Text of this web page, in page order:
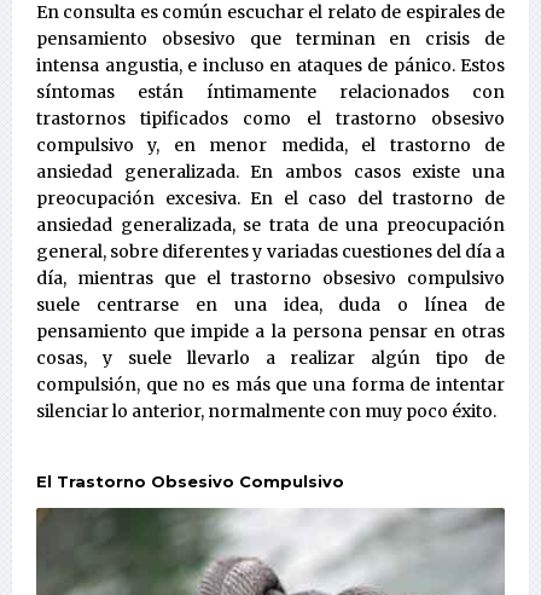
En consulta es común escuchar el relato de espirales de
pensamiento obsesivo que terminan en crisis de
intensa angustia, e incluso en ataques de pánico. Estos
síntomas están íntimamente relacionados con
trastornos tipificados como el trastorno obsesivo
compulsivo y, en menor medida, el trastorno de
ansiedad generalizada. En ambos casos existe una
preocupación excesiva. En el caso del trastorno de
ansiedad generalizada, se trata de una preocupación
general, sobre diferentes y variadas cuestiones del día a
día, mientras que el trastorno obsesivo compulsivo
suele centrarse en una idea, duda o línea de
pensamiento que impide a la persona pensar en otras
cosas, y suele llevarlo a realizar algún tipo de
compulsión, que no es más que una forma de intentar
silenciar lo anterior, normalmente con muy poco éxito.
El Trastorno Obsesivo Compulsivo